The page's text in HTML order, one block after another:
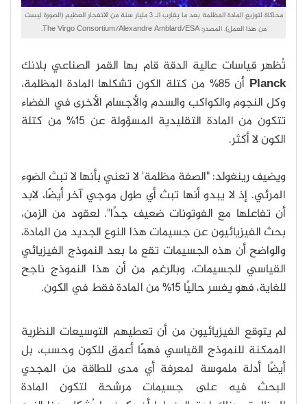
محاكاة لتوزيع المادة المظلمة بعد ما يقارب الـ 3 مليار سنة من الانفجار العظيم (الصورة ليست
من هذا العمل). المصدر: The Virgo Consortium/Alexandre Amblard/ESA.
تُظهر قياسات عالية الدقة قام بها القمر الصناعي بلانك
Planck
أن 85% من كتلة الكون تشكلها المادة المظلمة،
وكل النجوم والكواكب والسدم والأجسام الأخرى في الفضاء
تتكون من المادة التقليدية المسؤولة عن 15% من كتلة
الكون لا أكثر.
ويضيف رينغولد: "الصفة مظلمة' لا تعني بأنها لا تبث الضوء
المرئي. إذ لا يبدو أنها تبث أي طول موجي آخر أيضًا، لابد
أن تفاعلها مع الفوتونات ضعيف جدًا". لعقود من الزمن،
بحث الفيزيائيون عن جسيمات هذا النوع الجديد من المادة،
والواضح أن هذه الجسيمات تقع ما بعد النموذج الفيزيائي
القياسي للجسيمات، وبالرغم من أن هذا النموذج ناجح
للغاية، فهو يفسر حاليًا 15% من المادة فقط في الكون.
لم يتوقع الفيزيائيون من أن تعطيهم التوسيعات النظرية
الممكنة للنموذج القياسي فهمًا أعمق للكون وحسب، بل
أيضًا أدلة ملموسة لمعرفة أي مدى للطاقة من المجدي
البحث فيه على جسيمات مرشحة لتكون المادة